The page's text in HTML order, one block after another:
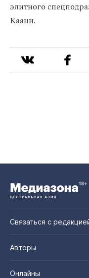
элитного
Каани.
Связаться с
Авторы
Онлайны